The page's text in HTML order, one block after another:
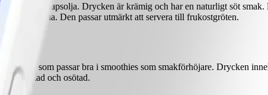
och rapsolja. Drycken är krämig och har en naturligt söt
dryckerna. Den passar utmärkt att servera till frukostgröten.
smak som passar bra i smoothies som smakförhöjare. Drycken
sötad och osötad.